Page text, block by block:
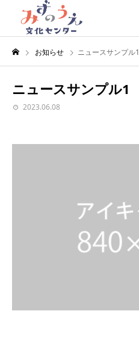
お知らせ ニュースサンプル1
ニュースサンプル1
2023.06.08